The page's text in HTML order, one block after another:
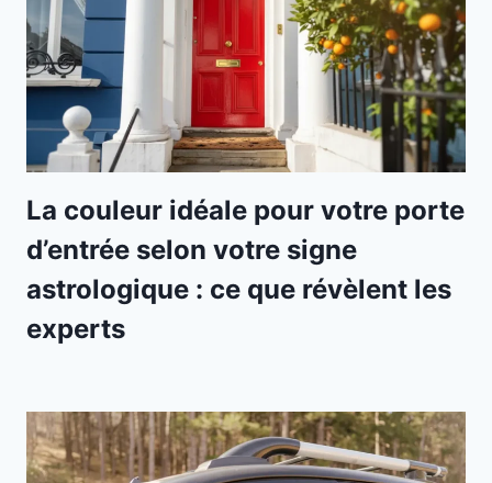
La couleur idéale pour votre porte
d’entrée selon votre signe
astrologique : ce que révèlent les
experts